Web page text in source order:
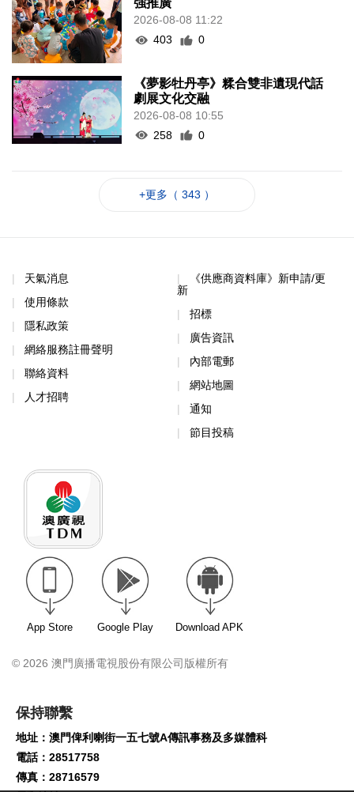
強推廣
2026-08-08 11:22
403
0
《夢影牡丹亭》糅合雙非遺現代話
劇展文化交融
2026-08-08 10:55
258
0
+更多（ 343 ）
天氣消息
使用條款
隱私政策
網絡服務註冊聲明
聯絡資料
人才招聘
《供應商資料庫》新申請/更
新
招標
廣告資訊
內部電郵
網站地圖
通知
節目投稿
App Store Google Play Download APK
© 2026 澳門廣播電視股份有限公司版權所有
保持聯繫
地址：澳門俾利喇街一五七號A傳訊事務及多媒體科
電話：28517758
傳真：28716579